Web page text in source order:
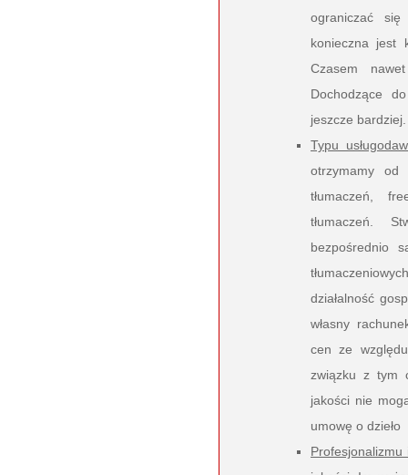
ograniczać
konieczna jest
Czasem
Dochodzące
jeszcze bardziej.
Typu
otrzymamy od
tłumaczeń,
tłumaczeń.
bezpośrednio
działalność
własny
cen ze
związku z tym
jakości nie
umowę o dzieło
Profesjonalizmu